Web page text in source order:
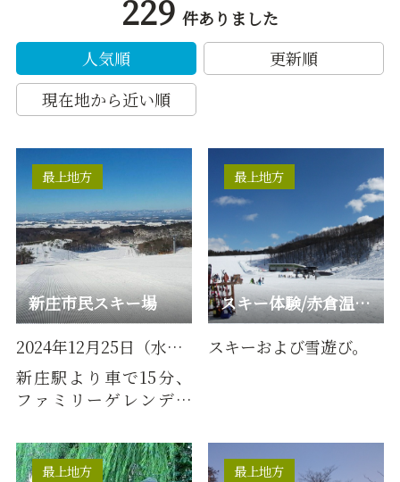
229 件ありました
人気順
更新順
現在地から近い順
新庄市民スキー場
最上地方
2024年12月25日（水）オープン予定
新庄駅より車で15分、
ファミリーゲレンデと
ーボーダーに親しまれ
ています…
スキー体験/赤倉温泉スキー場
最上地方
スキーおよび雪遊び。
最上地方 最上地方